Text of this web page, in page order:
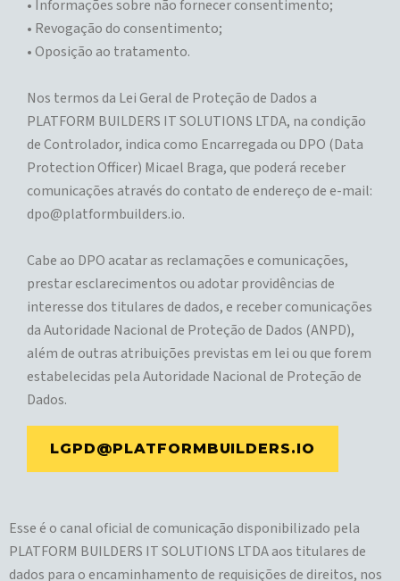
• Informações sobre não fornecer consentimento;
• Revogação do consentimento;
• Oposição ao tratamento.
Nos termos da Lei Geral de Proteção de Dados a
PLATFORM BUILDERS IT SOLUTIONS LTDA, na condição
de Controlador, indica como Encarregada ou DPO (Data
Protection Officer) Micael Braga, que poderá receber
comunicações através do contato de endereço de e-mail:
dpo@platformbuilders.io.
Cabe ao DPO acatar as reclamações e comunicações,
prestar esclarecimentos ou adotar providências de
interesse dos titulares de dados, e receber comunicações
da Autoridade Nacional de Proteção de Dados (ANPD),
além de outras atribuições previstas em lei ou que forem
estabelecidas pela Autoridade Nacional de Proteção de
Dados.
LGPD@PLATFORMBUILDERS.IO
Esse é o canal oficial de comunicação disponibilizado pela
PLATFORM BUILDERS IT SOLUTIONS LTDA aos titulares de
dados para o encaminhamento de requisições de direitos, nos